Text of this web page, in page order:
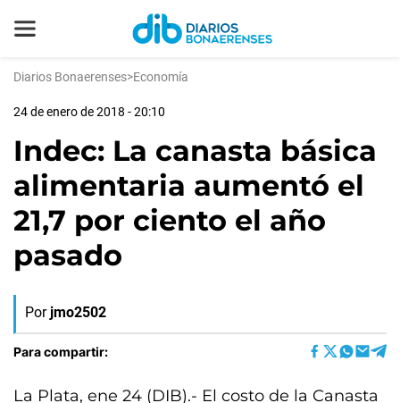
Diarios Bonaerenses>Economía
24 de enero de 2018 - 20:10
Indec: La canasta básica
alimentaria aumentó el
21,7 por ciento el año
pasado
Por jmo2502
Para compartir:
La Plata, ene 24 (DIB).- El costo de la Canasta